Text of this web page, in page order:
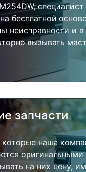
бесплатной
неисправности и
вызывать
запчасти
которые наша
на них цену,